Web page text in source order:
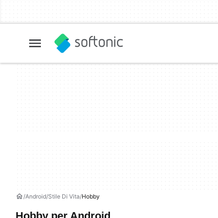
Android Stile Di Vita Hobby